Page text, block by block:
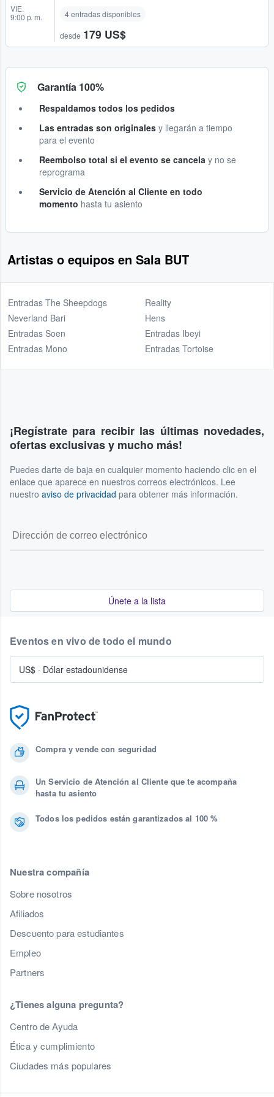
VIE.
9:00 p. m.
4 entradas disponibles
desde 179 US$
Garantía 100%
Respaldamos todos los pedidos
Las entradas son originales y llegarán a tiempo
para el evento
Reembolso total si el evento se cancela y no se
reprograma
Servicio de Atención al Cliente en todo
momento hasta tu asiento
Artistas o equipos en Sala BUT
Entradas The Sheepdogs
Neverland Bari
Entradas Soen
Entradas Mono
Reality
Hens
Entradas Ibeyi
Entradas Tortoise
¡Regístrate para recibir las últimas novedades,
ofertas exclusivas y mucho más!
Puedes darte de baja en cualquier momento haciendo clic en el
enlace que aparece en nuestros correos electrónicos. Lee
nuestro aviso de privacidad para obtener más información.
Únete a la lista
Compra y vende con seguridad
Un Servicio de Atención al Cliente que te acompaña
hasta tu asiento
Todos los pedidos están garantizados al 100 %
Nuestra compañía
Sobre nosotros
Afiliados
Descuento para estudiantes
Empleo
Partners
¿Tienes alguna pregunta?
Centro de Ayuda
Ética y cumplimiento
Ciudades más populares
Eventos en vivo de todo el mundo
US$ · Dólar estadounidense